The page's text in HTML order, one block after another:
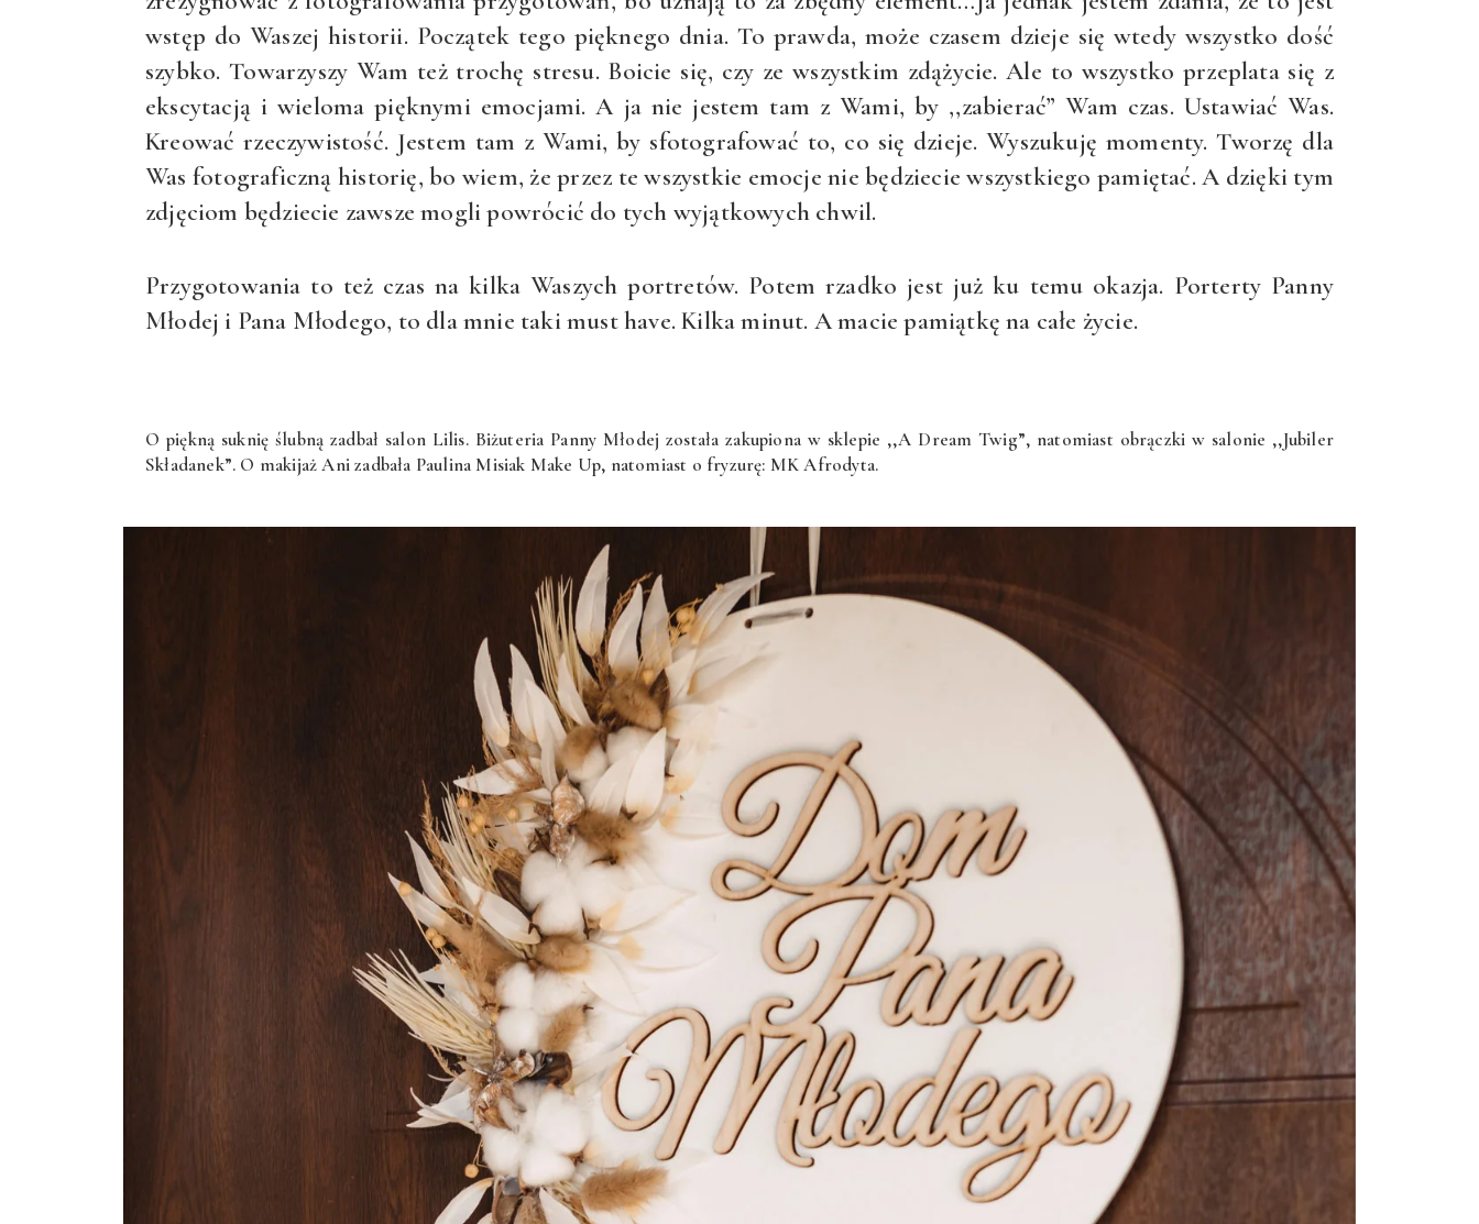
wstęp do Waszej historii. Początek tego pięknego dnia. To prawda, może czasem dzieje się wtedy wszystko dość
szybko. Towarzyszy Wam też trochę stresu. Boicie się, czy ze wszystkim zdążycie. Ale to wszystko przeplata się z
ekscytacją i wieloma pięknymi emocjami. A ja nie jestem tam z Wami, by ,,zabierać” Wam czas. Ustawiać Was.
Kreować rzeczywistość. Jestem tam z Wami, by sfotografować to, co się dzieje. Wyszukuję momenty. Tworzę dla
Was fotograficzną historię, bo wiem, że przez te wszystkie emocje nie będziecie wszystkiego pamiętać. A dzięki tym
zdjęciom będziecie zawsze mogli powrócić do tych wyjątkowych chwil.
Przygotowania to też czas na kilka Waszych portretów. Potem rzadko jest już ku temu okazja. Porterty Panny
Młodej i Pana Młodego, to dla mnie taki must have. Kilka minut. A macie pamiątkę na całe życie.
O piękną suknię ślubną zadbał salon Lilis. Biżuteria Panny Młodej została zakupiona w sklepie ,,A Dream Twig”, natomiast obrączki w salonie ,,Jubiler
Składanek”. O makijaż Ani zadbała Paulina Misiak Make Up, natomiast o fryzurę: MK Afrodyta.